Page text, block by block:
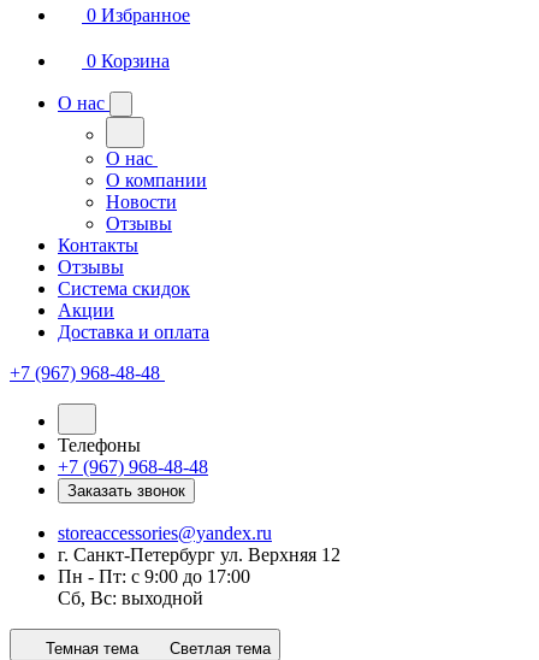
0 Избранное
0 Корзина
О нас
О нас
О компании
Новости
Отзывы
Контакты
Отзывы
Система скидок
Акции
Доставка и оплата
+7 (967) 968-48-48
Телефоны
+7 (967) 968-48-48
Заказать звонок
storeaccessories@yandex.ru
г. Санкт-Петербург ул. Верхняя 12
Пн - Пт: с 9:00 до 17:00
Сб, Вс: выходной
Темная тема Светлая тема